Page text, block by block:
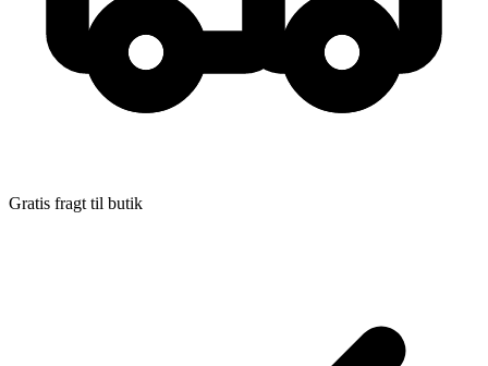
1. februar 2015
Gratis fragt til butik